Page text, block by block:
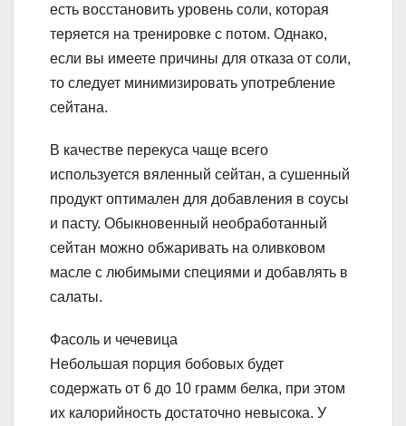
есть восстановить уровень соли, которая
теряется на тренировке с потом. Однако,
если вы имеете причины для отказа от соли,
то следует минимизировать употребление
сейтана.
В качестве перекуса чаще всего
используется вяленный сейтан, а сушенный
продукт оптимален для добавления в соусы
и пасту. Обыкновенный необработанный
сейтан можно обжаривать на оливковом
масле с любимыми специями и добавлять в
салаты.
Фасоль и чечевица
Небольшая порция бобовых будет
содержать от 6 до 10 грамм белка, при этом
их калорийность достаточно невысока. У